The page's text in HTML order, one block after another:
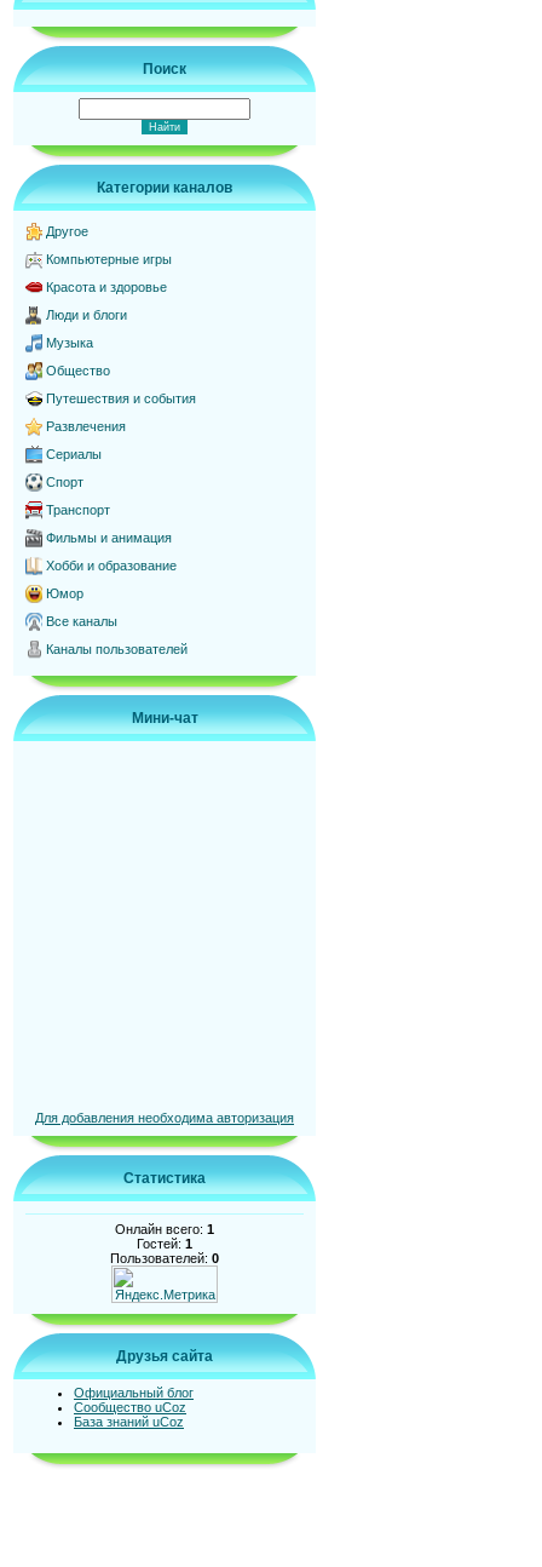
Поиск
Категории каналов
Другое
Компьютерные игры
Красота и здоровье
Люди и блоги
Музыка
Общество
Путешествия и события
Развлечения
Сериалы
Спорт
Транспорт
Фильмы и анимация
Хобби и образование
Юмор
Все каналы
Каналы пользователей
Мини-чат
Для добавления необходима авторизация
Статистика
Онлайн всего: 1
Гостей: 1
Пользователей: 0
Друзья сайта
Официальный блог
Сообщество uCoz
База знаний uCoz